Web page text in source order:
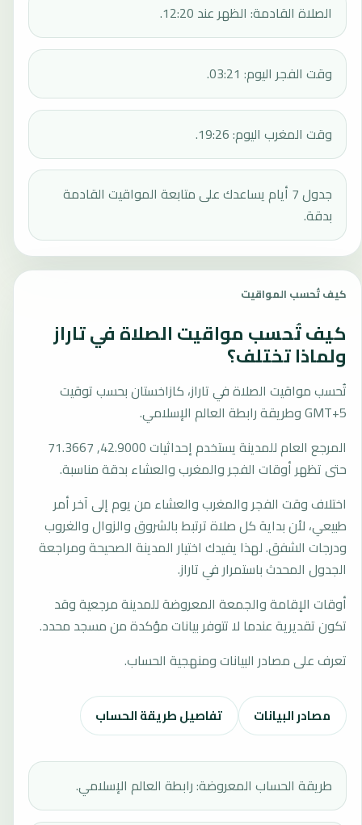
الصلاة القادمة: الظهر عند 12:20.
وقت الفجر اليوم: 03:21.
وقت المغرب اليوم: 19:26.
جدول 7 أيام يساعدك على متابعة المواقيت القادمة
بدقة.
كيف تُحسب المواقيت
كيف تُحسب مواقيت الصلاة في تاراز
ولماذا تختلف؟
تُحسب مواقيت الصلاة في تاراز، كازاخستان بحسب توقيت
GMT+5 وطريقة رابطة العالم الإسلامي.
المرجع العام للمدينة يستخدم إحداثيات 42.9000, 71.3667
حتى تظهر أوقات الفجر والمغرب والعشاء بدقة مناسبة.
اختلاف وقت الفجر والمغرب والعشاء من يوم إلى آخر أمر
طبيعي، لأن بداية كل صلاة ترتبط بالشروق والزوال والغروب
ودرجات الشفق. لهذا يفيدك اختيار المدينة الصحيحة ومراجعة
الجدول المحدث باستمرار في تاراز.
أوقات الإقامة والجمعة المعروضة للمدينة مرجعية وقد
تكون تقديرية عندما لا تتوفر بيانات مؤكدة من مسجد محدد.
تعرف على مصادر البيانات ومنهجية الحساب.
مصادر البيانات تفاصيل طريقة الحساب
طريقة الحساب المعروضة: رابطة العالم الإسلامي.